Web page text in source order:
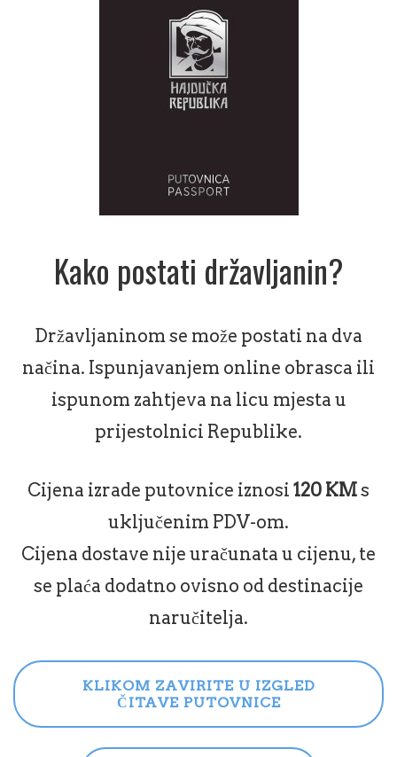
Kako postati državljanin?
Državljaninom se može postati na dva
načina. Ispunjavanjem online obrasca ili
ispunom zahtjeva na licu mjesta u
prijestolnici Republike.
Cijena izrade putovnice iznosi 120 KMs
uključenim PDV-om.
Cijena dostave nije uračunata u cijenu, te
se plaća dodatno ovisno od destinacije
naručitelja.
KLIKOM ZAVIRITE U IZGLED
ČITAVE PUTOVNICE